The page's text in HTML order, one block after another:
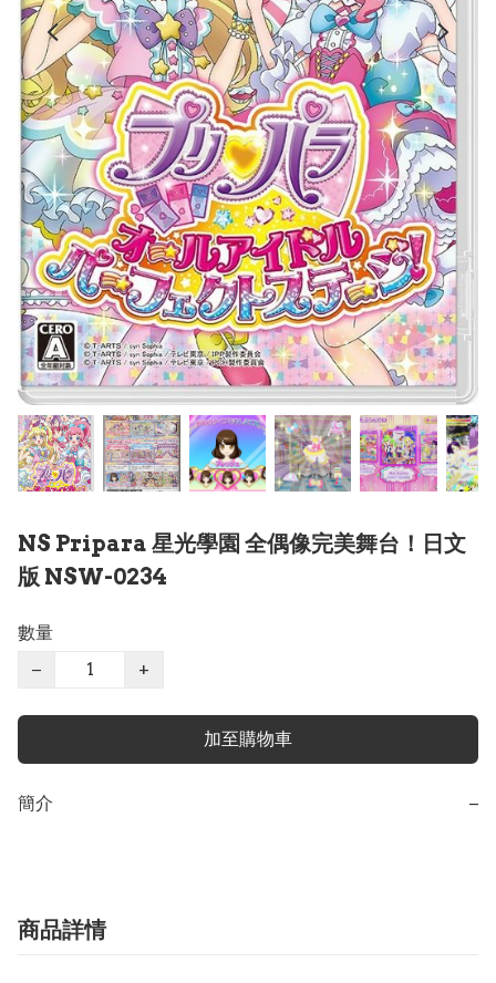
NS Pripara 星光學園 全偶像完美舞台！日文
版 NSW-0234
數量
−
+
加至購物車
簡介 −
商品詳情